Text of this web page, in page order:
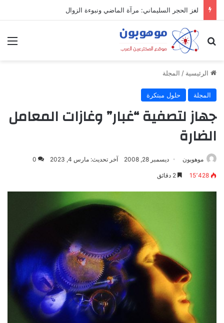
لغز الحجر السليماني: مرآة الماضي ونبوءة الزوال
بحث عن
الرئيسية / المجلة
المجلة حلول مبتكرة
جهاز لتصفية “غبار” وغازات المعامل
الضارة
موهوبون ديسمبر 28, 2008 آخر تحديث: مارس 4, 2023 0
15٬428